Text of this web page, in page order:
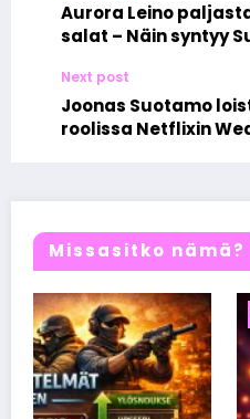
Aurora Leino
salat – Näin syntyy
Next post
Joonas Suotamo
roolissa Netflixin
Missasitko nämä?
Viihde